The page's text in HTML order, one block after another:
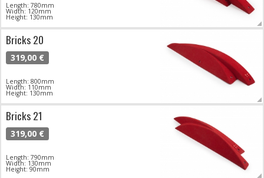
Length: 780mm
Width: 120mm
Height: 130mm
Bricks 20
319,00 €
Length: 800mm
Width: 110mm
Height: 130mm
Bricks 21
319,00 €
Length: 790mm
Width: 130mm
Height: 90mm